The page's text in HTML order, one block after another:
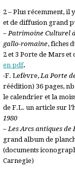
2 – Plus récemment, il
et de diffusion grand
– Patrimoine Culturel
gallo-romaine, fiches
2 et 3 Porte de Mars
en pdf.
-F. Lefèvre, La Porte
réédition) 36 pages,
le calendrier et la
de F.L. un article sur
1980
– Les Arcs antiques de
grand album de
(documents
Carnegie)